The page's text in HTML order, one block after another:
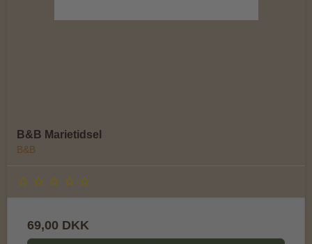
B&B Marietidsel
B&B
69,00 DKK